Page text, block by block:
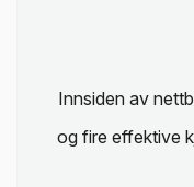
Innsiden av
og fire effektive